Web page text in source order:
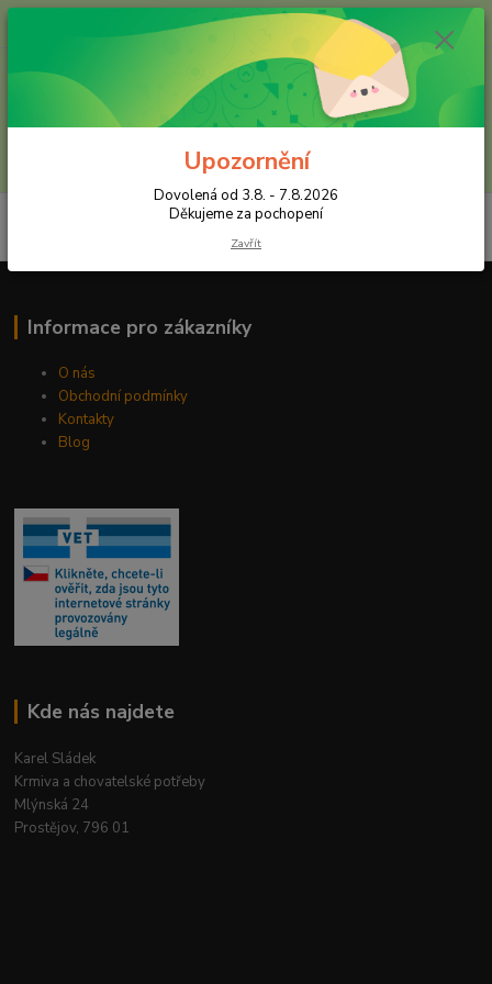
(Po-Pá, 8:30-16 hod.)
Informace pro zákazníky
O nás
Obchodní podmínky
Kontakty
Blog
Kde nás najdete
Karel Sládek
Krmiva a chovatelské potřeby
Mlýnská 24
Prostějov, 796 01
Upozornění
Dovolená od 3.8. - 7.8.2026
Děkujeme za pochopení
Zavřít